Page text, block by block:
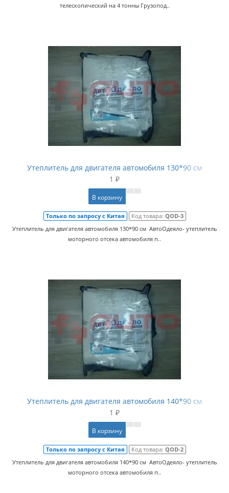
телескопический на 4 тонны Грузопод..
Утеплитель для двигателя автомобиля 130*90 см
1 ₽
В корзину
Только по запросу с Китая Код товара: QOD-3
Утеплитель для двигателя автомобиля 130*90 см АвтоОдеяло- утеплитель
моторного отсека автомобиля п..
Утеплитель для двигателя автомобиля 140*90 см
1 ₽
В корзину
Только по запросу с Китая Код товара: QOD-2
Утеплитель для двигателя автомобиля 140*90 см АвтоОдеяло- утеплитель
моторного отсека автомобиля п..